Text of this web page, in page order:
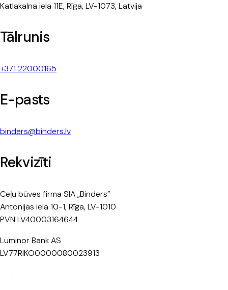
Katlakalna iela 11E, Rīga, LV-1073, Latvija
Tālrunis
+371 22000165
E-pasts
binders@binders.lv
Rekvizīti
Ceļu būves firma SIA „Binders”
Antonijas iela 10-1, Rīga, LV-1010
PVN LV40003164644
Luminor Bank AS
LV77RIKO0000080023913